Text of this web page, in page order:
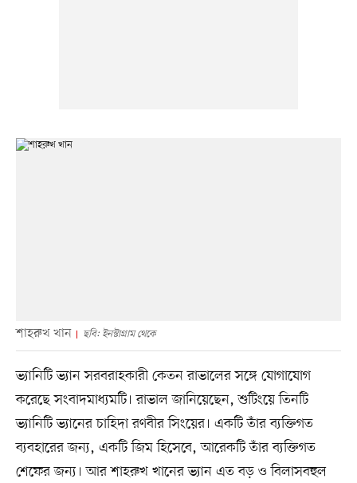
শাহরুখ খান ছবি: ইনস্টাগ্রাম থেকে
ভ্যানিটি ভ্যান সরবরাহকারী কেতন রাভালের সঙ্গে যোগাযোগ
করেছে সংবাদমাধ্যমটি। রাভাল জানিয়েছেন, শুটিংয়ে তিনটি
ভ্যানিটি ভ্যানের চাহিদা রণবীর সিংয়ের। একটি তাঁর ব্যক্তিগত
ব্যবহারের জন্য, একটি জিম হিসেবে, আরেকটি তাঁর ব্যক্তিগত
শেফের জন্য। আর শাহরুখ খানের ভ্যান এত বড় ও বিলাসবহুল